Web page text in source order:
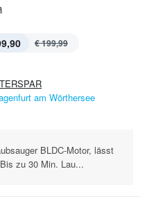
€ 199,99
am Wörthersee
BLDC-Motor, lässt
zu 30 Min. Lau...